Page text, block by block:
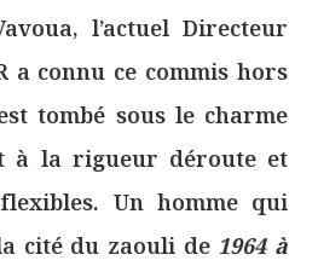
l’actuel Directeur
a connu ce commis hors
tombé sous le charme
à la rigueur déroute et
Un homme qui
cité du zaouli de 1964 à